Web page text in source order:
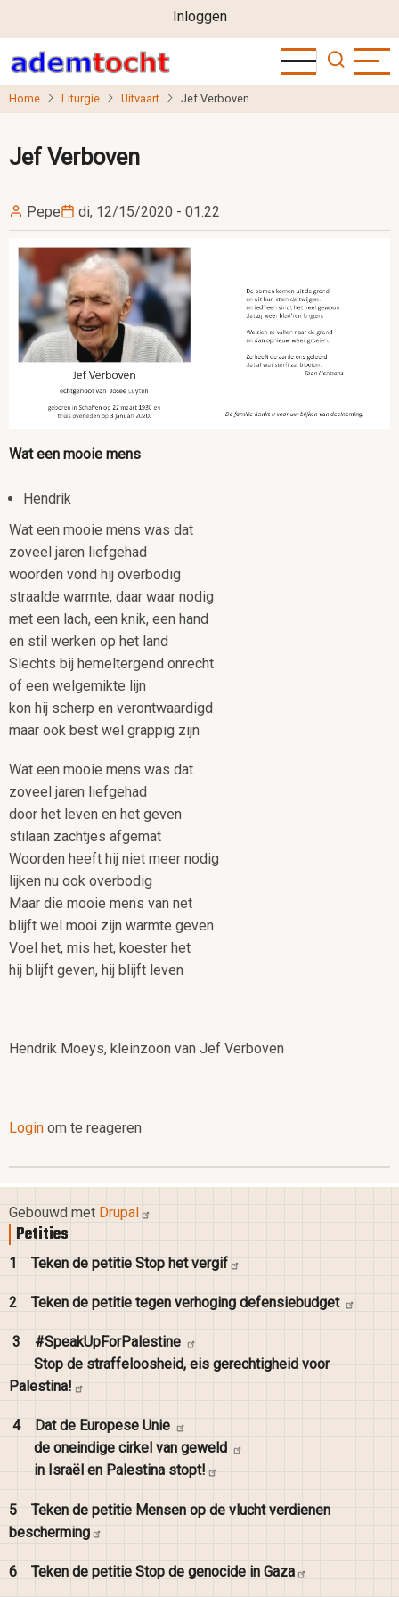
naar
de
inhoud
User
account
menu
Inloggen
Home Liturgie Uitvaart Jef Verboven
Jef Verboven
Pepe di, 12/15/2020 - 01:22
Image
Wat een mooie mens
Hendrik
Wat een mooie mens was dat
zoveel jaren liefgehad
woorden vond hij overbodig
straalde warmte, daar waar nodig
met een lach, een knik, een hand
en stil werken op het land
Slechts bij hemeltergend onrecht
of een welgemikte lijn
kon hij scherp en verontwaardigd
maar ook best wel grappig zijn
Wat een mooie mens was dat
zoveel jaren liefgehad
door het leven en het geven
stilaan zachtjes afgemat
Woorden heeft hij niet meer nodig
lijken nu ook overbodig
Maar die mooie mens van net
blijft wel mooi zijn warmte geven
Voel het, mis het, koester het
hij blijft geven, hij blijft leven
Hendrik Moeys, kleinzoon van Jef Verboven
Login om te reageren
Gebouwd met Drupal
Petities
1 Teken de petitie Stop hetvergif
2 Teken de petitie tegen verhoging defensiebudget
3
#SpeakUpForPalestine
Stop de straffeloosheid, eis gerechtigheid voor
Palestina!
4 Dat de Europese Unie
de oneindige cirkel van geweld
in Israël en Palestina stopt!
5 Teken de petitie Mensen op de vlucht verdienen
bescherming
6 Teken de petitie Stop de genocide in Gaza